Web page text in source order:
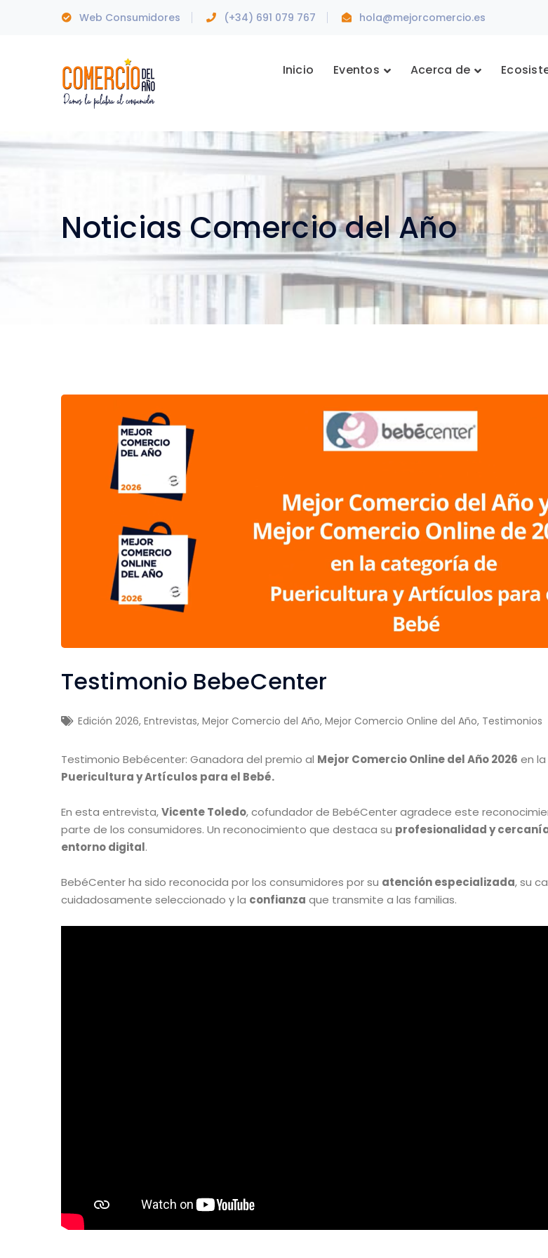
Web Consumidores (+34) 691 079 767 hola@mejorcomercio.es
Inicio Eventos Acerca de
Noticias Comercio del Año
Testimonio BebeCenter
Edición 2026, Entrevistas, Mejor Comercio del Año, Mejor Comercio Online del Año, Testimonios
Testimonio Bebécenter: Ganadora del premio al Mejor Comercio Online del Año 2026 en
Puericultura y Artículos para el Bebé.
En esta entrevista,Vicente Toledo, cofundador de BebéCenter agradece este
parte de los consumidores. Un reconocimiento que destaca su profesionalidad y
entorno digital.
BebéCenter ha sido reconocida por los consumidores por su atención especializada, su
cuidadosamente seleccionado y la confianza que transmite a las familias.